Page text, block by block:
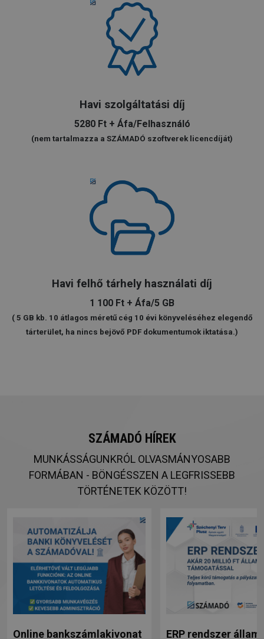
Havi szolgáltatási díj
5280 Ft + Áfa/Felhasználó
(nem tartalmazza a SZÁMADÓ szoftverek licencdíját)
Havi felhő tárhely használati díj
1 100 Ft + Áfa/5 GB
( 5 GB kb. 10 átlagos méretű cég 10 évi könyveléséhez elegendő
tárterület, ha nincs bejövő PDF dokumentumok iktatása.)
SZÁMADÓ HÍREK
MUNKÁSSÁGUNKRÓL OLVASMÁNYOSABB
FORMÁBAN - BÖNGÉSSZEN A LEGFRISSEBB
TÖRTÉNETEK KÖZÖTT!
Online bankszámlakivonat ERP rendszer állami